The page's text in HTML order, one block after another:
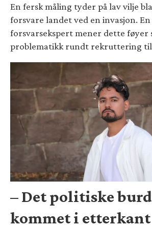
En fersk måling tyder på lav vilje
forsvare landet ved en invasjon.
forsvarsekspert mener dette føyer
problematikk rundt rekruttering
– Det politiske
kommet i etterkant